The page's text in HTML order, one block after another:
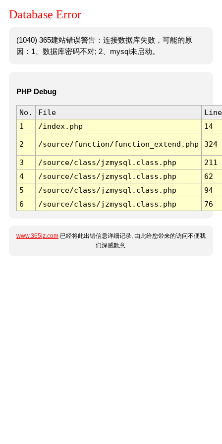
Database Error
(1040) 365建站错误警告：连接数据库失败，可能的原
因：1、数据库密码不对; 2、mysql未启动。
PHP Debug
No. File
Line
1
/index.php 14
2 /source/function/function_extend.php 324
3 /source/class/jzmysql.class.php
211
4
/source/class/jzmysql.class.php
62
5
/source/class/jzmysql.class.php
94
6
/source/class/jzmysql.class.php 76
www.365jz.com 已经将此出错信息详细记录, 由此给您带来的访问不便我
们深感歉意.